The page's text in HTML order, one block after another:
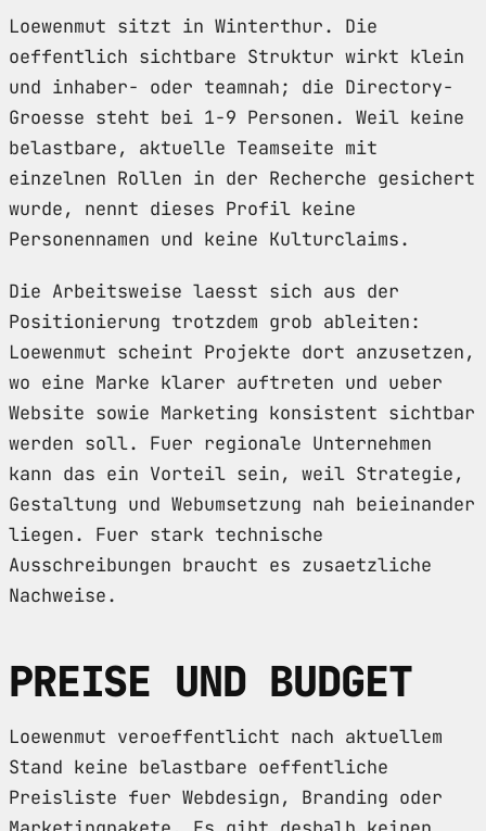
Loewenmut sitzt in Winterthur. Die
oeffentlich sichtbare Struktur wirkt klein
und inhaber- oder teamnah; die Directory-
Groesse steht bei 1-9 Personen. Weil keine
belastbare, aktuelle Teamseite mit
einzelnen Rollen in der Recherche gesichert
wurde, nennt dieses Profil keine
Personennamen und keine Kulturclaims.
Die Arbeitsweise laesst sich aus der
Positionierung trotzdem grob ableiten:
Loewenmut scheint Projekte dort anzusetzen,
wo eine Marke klarer auftreten und ueber
Website sowie Marketing konsistent sichtbar
werden soll. Fuer regionale Unternehmen
kann das ein Vorteil sein, weil Strategie,
Gestaltung und Webumsetzung nah beieinander
liegen. Fuer stark technische
Ausschreibungen braucht es zusaetzliche
Nachweise.
PREISE UND BUDGET
Loewenmut veroeffentlicht nach aktuellem
Stand keine belastbare oeffentliche
Preisliste fuer Webdesign, Branding oder